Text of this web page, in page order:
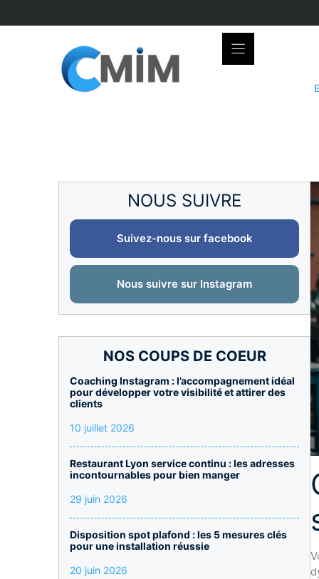
to
NOUS SUIVRE
Suivez-nous sur facebook
Nous suivre sur Instagram
NOS COUPS DE COEUR
Coaching Instagram : l’accompagnement idéal
pour développer votre visibilité et attirer des
clients
10 juillet 2026
Restaurant Lyon service continu : les adresses
incontournables pour bien manger
29 juin 2026
Disposition spot plafond : les 5 mesures clés
pour une installation réussie
20 juin 2026